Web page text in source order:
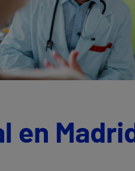
en Madrid